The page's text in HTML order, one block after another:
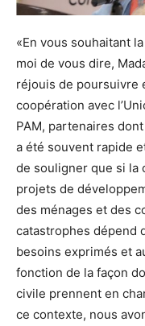
«En vous souhaitant
moi de vous dire,
réjouis de poursuivre
coopération avec
PAM, partenaires
a été souvent rapide
de souligner que si la
projets de
des ménages et des
catastrophes dépend
besoins exprimés et
fonction de la façon
civile prennent en
ce contexte, nous